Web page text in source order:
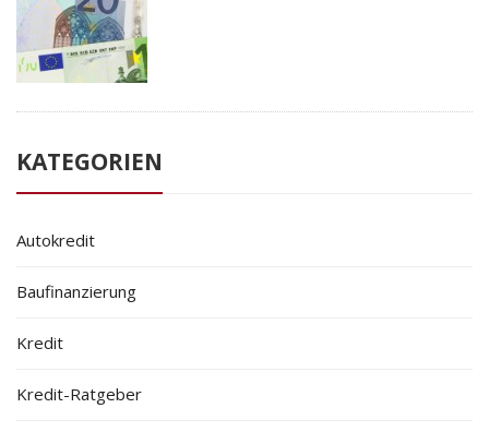
KATEGORIEN
Autokredit
Baufinanzierung
Kredit
Kredit-Ratgeber